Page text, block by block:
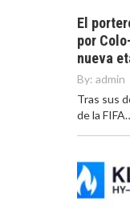
El
por
nueva
By: admin
Tras sus
de la